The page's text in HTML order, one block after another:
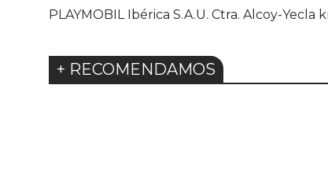
PLAYMOBIL Ibérica S.A.U. Ctra. Alcoy-Yecla
+ RECOMENDAMOS